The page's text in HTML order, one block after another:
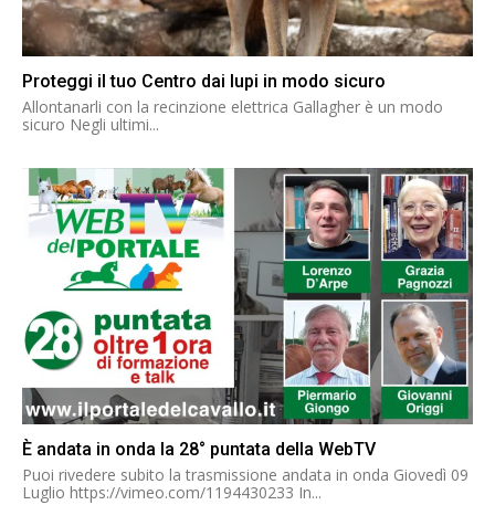
Proteggi il tuo Centro dai lupi in modo sicuro
Allontanarli con la recinzione elettrica Gallagher è un modo
sicuro Negli ultimi...
È andata in onda la 28° puntata della WebTV
Puoi rivedere subito la trasmissione andata in onda Giovedì 09
Luglio https://vimeo.com/1194430233 In...